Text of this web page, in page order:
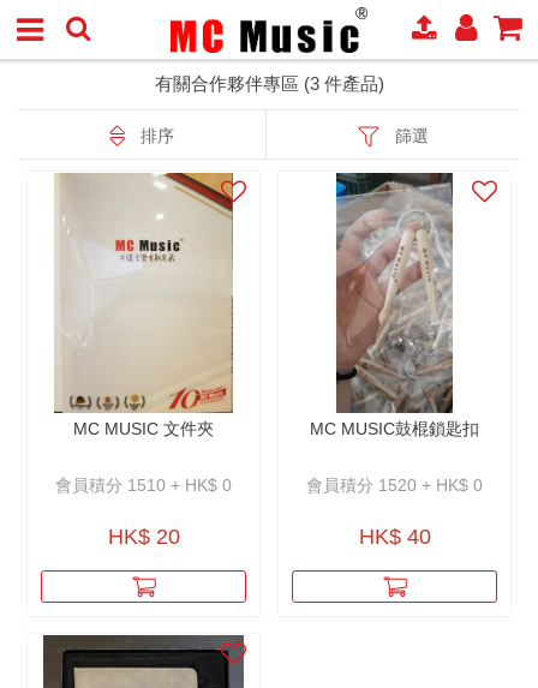
有關合作夥伴專區 (3 件產品)
排序 篩選
MC MUSIC 文件夾
會員積分 1510 + HK$ 0
HK$ 20
MC MUSIC鼓棍鎖匙扣
會員積分 1520 + HK$ 0
HK$ 40